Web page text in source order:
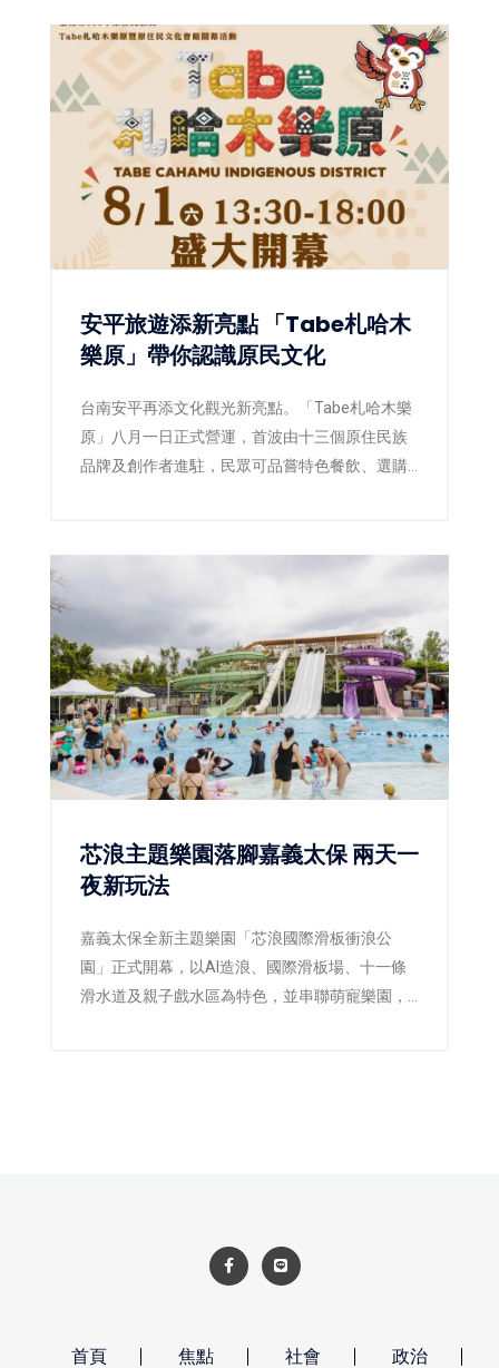
安平旅遊添新亮點 「Tabe札哈木
樂原」帶你認識原民文化
台南安平再添文化觀光新亮點。「Tabe札哈木樂
原」八月一日正式營運，首波由十三個原住民族
品牌及創作者進駐，民眾可品嘗特色餐飲、選購
芯浪主題樂園落腳嘉義太保 兩天一
夜新玩法
嘉義太保全新主題樂園「芯浪國際滑板衝浪公
園」正式開幕，以AI造浪、國際滑板場、十一條
滑水道及親子戲水區為特色，並串聯萌寵樂園，
首頁 焦點 社會 政治